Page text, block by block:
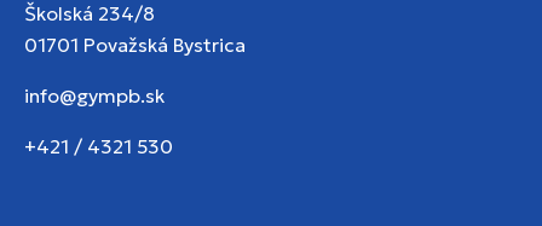
Školská 234/8
01701 Považská Bystrica
info@gympb.sk
+421 / 4321 530